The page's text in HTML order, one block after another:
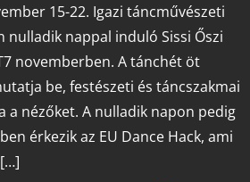
15-22. Igazi táncművészeti
nulladik nappal induló Sissi Őszi
novemberben. A tánchét öt
be, festészeti és táncszakmai
a nézőket. A nulladik napon pedig
érkezik az EU Dance Hack, ami